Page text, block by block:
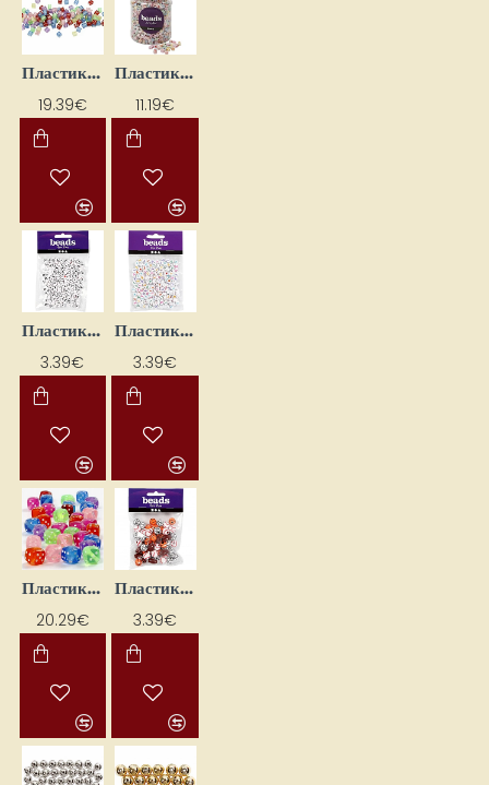
Пластиковые бусины-буквы (500 г)
19.39€
Пластиковые бусины-буквы (700 мл)
11.19€
Пластиковые бусины-буквы — круглые (25 г)
3.39€
Пластиковые бусины-буквы — круглые, цветные (25 г)
3.39€
Пластиковые бусины-кубики для игр (500 г)
20.29€
Пластиковые шарики — спортивные мячи (45 г)
3.39€